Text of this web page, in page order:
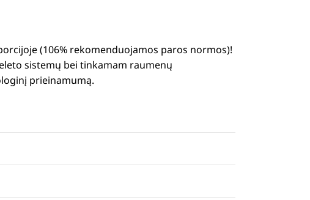
(106% rekomenduojamos paros normos)!
sistemų bei tinkamam raumenų
prieinamumą.